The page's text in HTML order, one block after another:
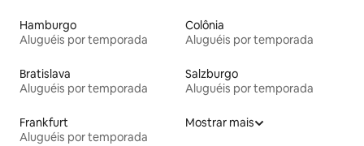
Hamburgo
Aluguéis por temporada
Colônia
Aluguéis por temporada
Bratislava
Aluguéis por temporada
Salzburgo
Aluguéis por temporada
Frankfurt
Aluguéis por temporada
Mostrar mais